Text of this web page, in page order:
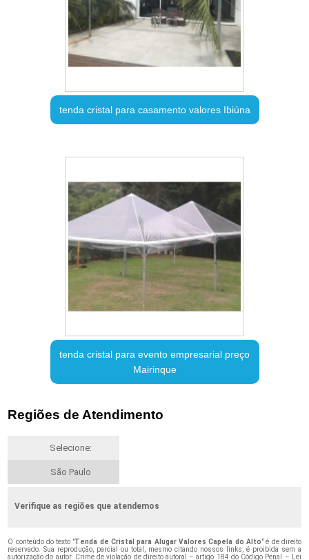
tenda cristal para casamento valores Ibiúna
tenda cristal para evento empresarial preço
Mairinque
Regiões de Atendimento
Selecione:
São Paulo
Verifique as regiões que atendemos
O conteúdo do texto "Tenda de Cristal para Alugar Valores Capela do Alto" é de direito
reservado. Sua reprodução, parcial ou total, mesmo citando nossos links, é proibida sem a
autorização do autor. Crime de violação de direito autoral – artigo 184 do Código Penal – Lei